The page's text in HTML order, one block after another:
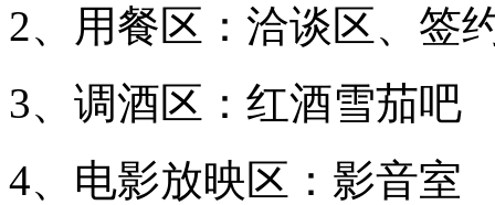
2、用餐区：洽谈区、签
3、调酒区：红酒雪茄吧
4、电影放映区：影音室